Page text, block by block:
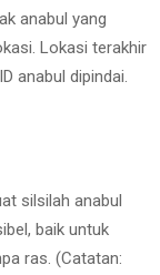
anabul yang
Lokasi terakhir
anabul dipindai.
silsilah anabul
baik untuk
ras. (Catatan: